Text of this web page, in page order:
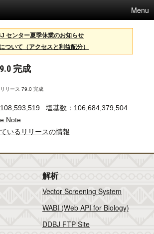
Menu
センター夏季休業のお知らせ
ついて（アクセスと利益配分）
完成
リース 79.0 完成
塩基数：106,684,379,504
Note
いるリリースの情報
解析
Vector Screening System
WABI (Web API for Biology)
DDBJ FTP Site